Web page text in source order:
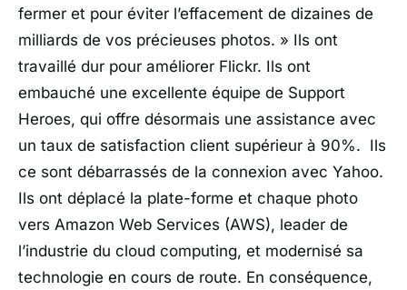
fermer et pour éviter l’effacement de dizaines de
milliards de vos précieuses photos. » Ils ont
travaillé dur pour améliorer Flickr. Ils ont
embauché une excellente équipe de Support
Heroes, qui offre désormais une assistance avec
un taux de satisfaction client supérieur à 90%. Ils
ce sont débarrassés de la connexion avec Yahoo.
Ils ont déplacé la plate-forme et chaque photo
vers Amazon Web Services (AWS), leader de
l’industrie du cloud computing, et modernisé sa
technologie en cours de route. En conséquence,